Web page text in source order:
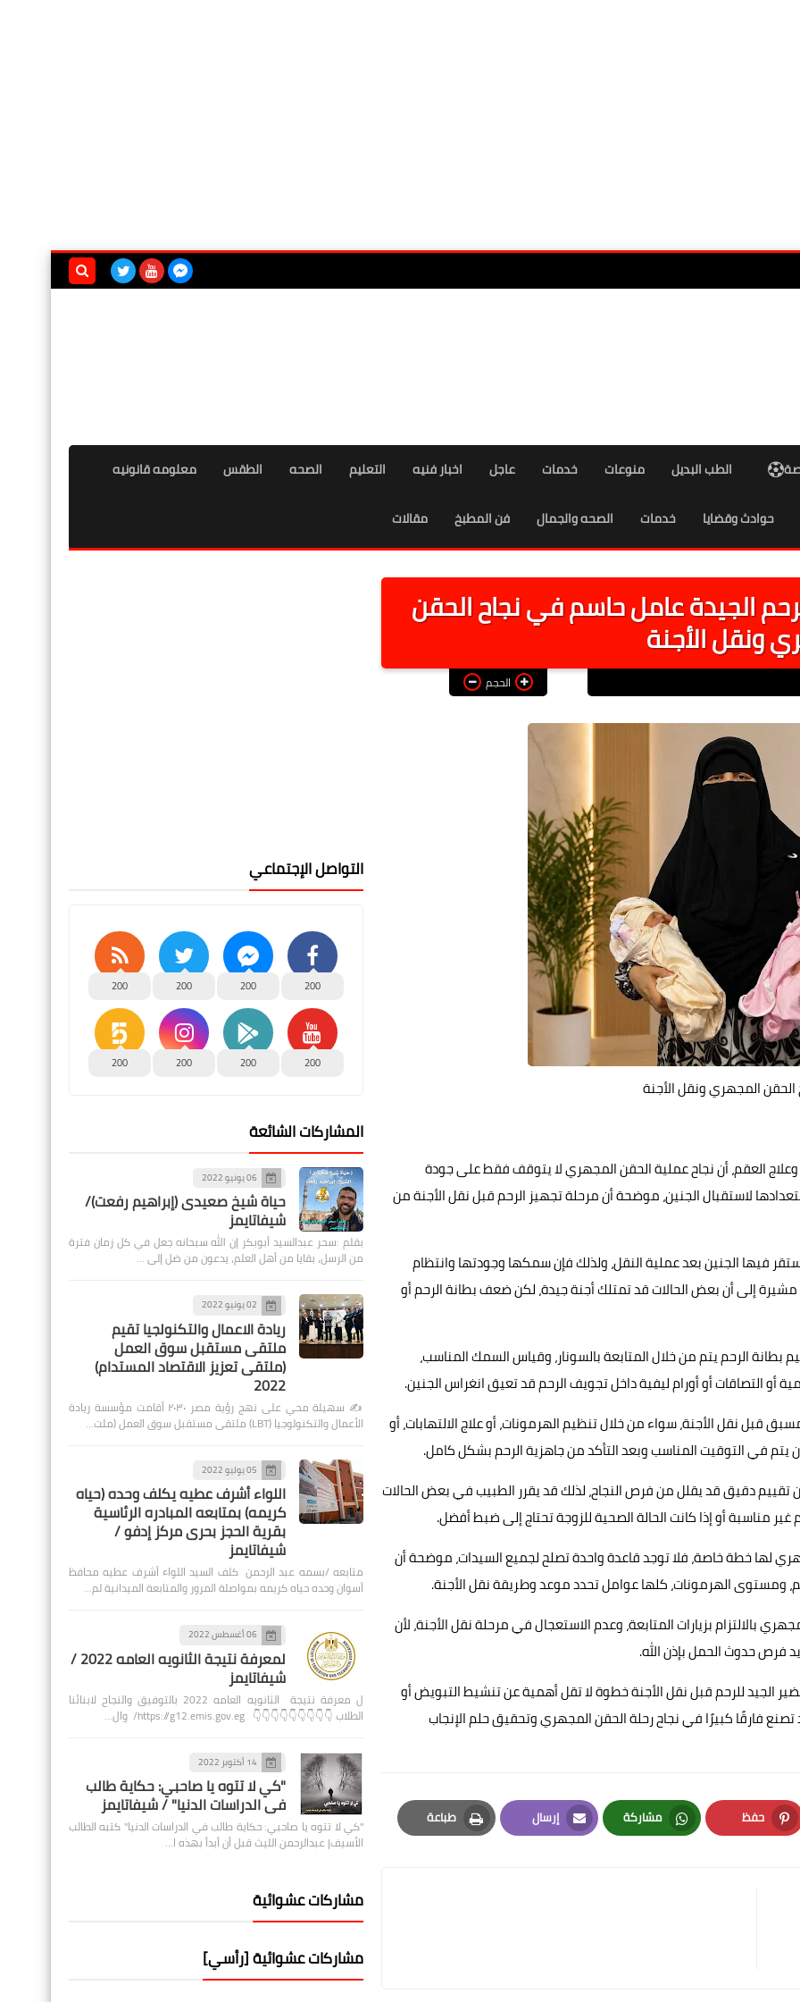
الطب البديل منوعات خدمات عاجل اخبار فنيه التعليم الصحه الطقس معلومه قانونيه
حوادث وقضايا خدمات الصحه والجمال فن المطبخ مقالات
الجيدة عامل حاسم في نجاح الحقن
ونقل الأجنة
الحجم
الحقن المجهري ونقل الأجنة
العقم، أن نجاح عملية الحقن المجهري لا يتوقف فقط على جودة
لاستقبال الجنين، موضحة أن مرحلة تجهيز الرحم قبل نقل الأجنة من
فيها الجنين بعد عملية النقل، ولذلك فإن سمكها وجودتها وانتظام
إلى أن بعض الحالات قد تمتلك أجنة جيدة، لكن ضعف بطانة الرحم أو
الرحم يتم من خلال المتابعة بالسونار، وقياس السمك المناسب،
أو التصاقات أو أورام ليفية داخل تجويف الرحم قد تعيق انغراس الجنين.
قبل نقل الأجنة، سواء من خلال تنظيم الهرمونات، أو علاج الالتهابات، أو
يتم في التوقيت المناسب وبعد التأكد من جاهزية الرحم بشكل كامل.
تقييم دقيق قد يقلل من فرص النجاح، لذلك قد يقرر الطبيب في بعض الحالات
غير مناسبة أو إذا كانت الحالة الصحية للزوجة تحتاج إلى ضبط أفضل.
لها خطة خاصة، فلا توجد قاعدة واحدة تصلح لجميع السيدات، موضحة أن
ومستوى الهرمونات، كلها عوامل تحدد موعد وطريقة نقل الأجنة.
بالالتزام بزيارات المتابعة، وعدم الاستعجال في مرحلة نقل الأجنة، لأن
فرص حدوث الحمل بإذن الله.
الجيد للرحم قبل نقل الأجنة خطوة لا تقل أهمية عن تنشيط التبويض أو
فارقًا كبيرًا في نجاح رحلة الحقن المجهري وتحقيق حلم الإنجاب
حفظ
Pinterest
مشاركة
Whatsapp
إرسال
Email
طباعة
Print
التواصل الإجتماعي
200
200
200
200
200
200
200
200
المشاركات الشائعة
06 يونيو 2022
حياة شيخ صعيدى (إبراهيم رفعت)/
شيفاتايمز
بقلم :سحر عبدالسيد أبوبكر إن الله سبحانه جعل في كل زمان فترة
من الرسل، بقايا من أهل العلم، يدعون من ضل إلى …
02 يونيو 2022
ريادة الاعمال والتكنولجيا تقيم
ملتقى مستقبل سوق العمل
(ملتقى تعزيز الاقتصاد المستدام)
2022
✍️ سهيلة محي على نهج رؤية مصر ٢٠٣٠ أقامت مؤسسة ريادة
الأعمال والتكنولوجيا (LBT) ملتقى مستقبل سوق العمل (ملت…
05 يوليو 2022
اللواء أشرف عطيه يكلف وحده (حياه
كريمه) بمتابعه المبادره الرئاسية
بقرية الحجز بحرى مركز إدفو /
شيفاتايمز
متابعه /بسمه عبد الرحمن كلف السيد اللواء أشرف عطيه محافظ
أسوان وحده حياه كريمه بمواصلة المرور والمتابعة الميدانية لم…
06 أغسطس 2022
لمعرفة نتيجة الثانويه العامه 2022 /
شيفاتايمز
ل معرفة نتيجة الثانويه العامه 2022 بالتوفيق والنجاح لابنائنا
الطلاب 👇👇👇👇👇👇👇👇👇 https://g12.emis.gov.eg/ وال…
14 أكتوبر 2022
"كي لا تتوه يا صاحبي: حكاية طالب
في الدراسات الدنيا" / شيفاتايمز
"كي لا تتوه يا صاحبي: حكاية طالب في الدراسات الدنيا" كتبه الطالب
الأسيف| عبدالرحمن الليث قبل أن أبدأ بهذه ا…
مشاركات عشوائية
مشاركات عشوائية [رأسي]